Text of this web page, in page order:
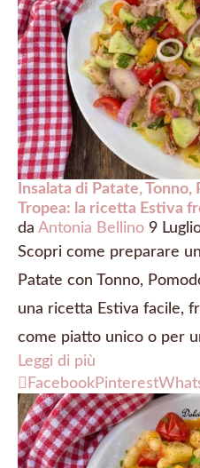
Insalata di Patate,
Tropea: la ricetta Estiva
da Antonia Bellino 9
Scopri come preparare
Patate con Tonno,
una ricetta Estiva facile,
come piatto unico o per
Leggi di più
FacebookPinterest